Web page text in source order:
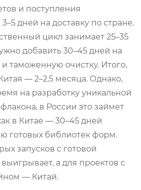
и поступления
дней на доставку по стране.
цикл занимает 25–35
добавить 30–45 дней на
таможенную очистку. Итого,
— 2–2.5 месяца. Однако,
на разработку уникальной
в России это займет
в Китае — 30–45 дней
готовых библиотек форм.
запусков с готовой
а для проектов с
— Китай.